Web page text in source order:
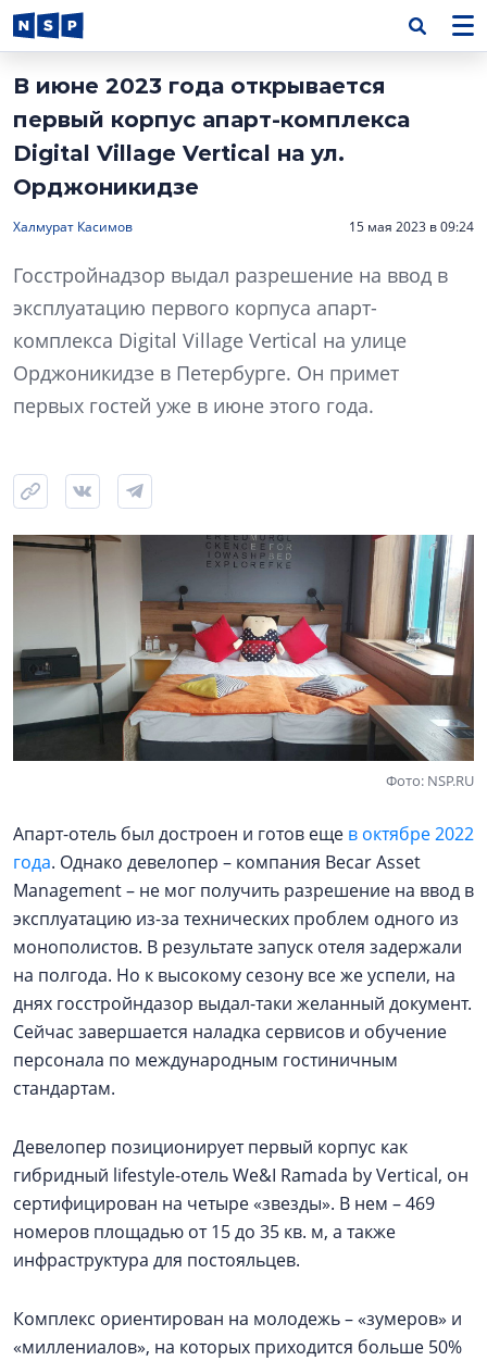
В июне 2023 года открывается
первый корпус апарт-комплекса
Digital Village Vertical на ул.
Орджоникидзе
Халмурат Касимов 15 мая 2023 в 09:24
Госстройнадзор выдал разрешение на ввод в
эксплуатацию первого корпуса апарт-
комплекса Digital Village Vertical на улице
Орджоникидзе в Петербурге. Он примет
первых гостей уже в июне этого года.
Фото: NSP.RU
Апарт-отель был достроен и готов еще в октябре 2022
года. Однако девелопер – компания Becar Asset
Management – не мог получить разрешение на ввод в
эксплуатацию из-за технических проблем одного из
монополистов. В результате запуск отеля задержали
на полгода. Но к высокому сезону все же успели, на
днях госстройндазор выдал-таки желанный документ.
Сейчас завершается наладка сервисов и обучение
персонала по международным гостиничным
стандартам.
Девелопер позиционирует первый корпус как
гибридный lifestyle-отель We&I Ramada by Vertical, он
сертифицирован на четыре «звезды». В нем – 469
номеров площадью от 15 до 35 кв. м, а также
инфраструктура для постояльцев.
Комплекс ориентирован на молодежь – «зумеров» и
«миллениалов», на которых приходится больше 50%